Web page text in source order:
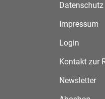
Datenschutz
Impressum
Login
Kontakt zur
Newsletter